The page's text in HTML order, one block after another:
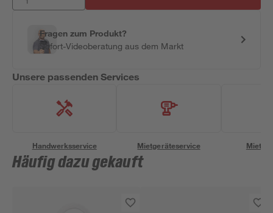
Fragen zum Produkt?
Sofort-Videoberatung aus dem Markt
Unsere passenden Services
Handwerksservice Mietgeräteservice
Häufig dazu gekauft